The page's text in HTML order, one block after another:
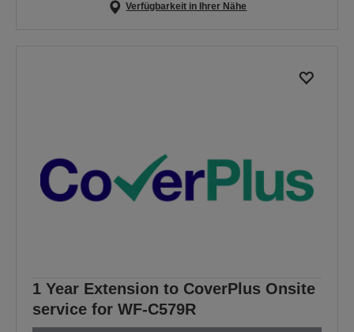
Verfügbarkeit in Ihrer Nähe
1 Year Extension to CoverPlus Onsite
service for WF-C579R